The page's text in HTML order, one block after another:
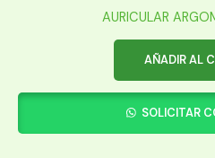
AURICULAR
AÑADIR AL
SOLICITAR